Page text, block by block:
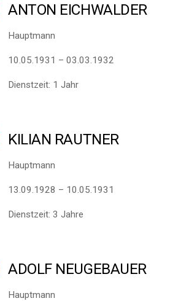
ANTON EICHWALDER
Hauptmann
10.05.1931 – 03.03.1932
Dienstzeit: 1 Jahr
KILIAN RAUTNER
Hauptmann
13.09.1928 – 10.05.1931
Dienstzeit: 3 Jahre
ADOLF NEUGEBAUER
Hauptmann